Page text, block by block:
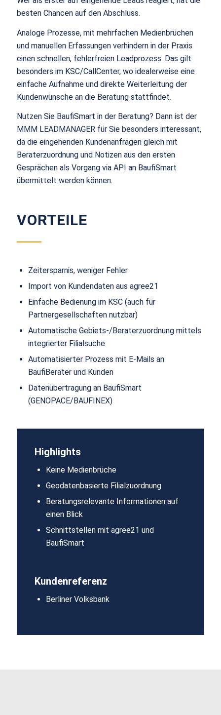
besten Chancen auf den Abschluss.
Analoge Prozesse, mit mehrfachen Medienbrüchen
und manuellen Erfassungen verhindern in der Praxis
einen schnellen, fehlerfreien Leadprozess. Das gilt
besonders im KSC/CallCenter, wo idealerweise eine
einfache Aufnahme und direkte Weiterleitung der
Kundenwünsche an die Beratung stattfindet.
Nutzen Sie BaufiSmart in der Beratung? Dann ist der
MMM LEADMANAGER für Sie besonders interessant,
da die eingehenden Kundenanfragen gleich mit
Beraterzuordnung und Notizen aus den ersten
Gesprächen als Vorgang via API an BaufiSmart
übermittelt werden können.
VORTEILE
Zeitersparnis, weniger Fehler
Import von Kundendaten aus agree21
Einfache Bedienung im KSC (auch für
Partnergesellschaften nutzbar)
Automatische Gebiets-/Beraterzuordnung mittels
integrierter Filialsuche
Automatisierter Prozess mit E-Mails an
BaufiBerater und Kunden
Datenübertragung an BaufiSmart
(GENOPACE/BAUFINEX)
Highlights
Keine Medienbrüche
Geodatenbasierte Filialzuordnung
BeratungsrelevanteInformationen​ auf
einen Blick
Schnittstellen mit agree21 und
BaufiSmart
Kundenreferenz
Berliner Volksbank